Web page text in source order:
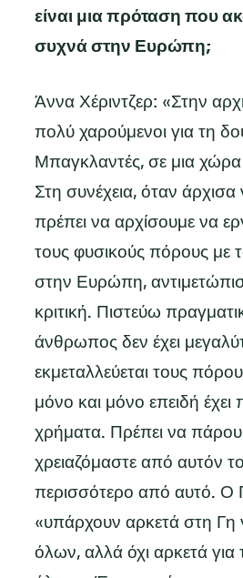
είναι μια πρόταση που
συχνά στην Ευρώπη;
Άννα Χέριντζερ: «Στην
πολύ χαρούμενοι για τη
Μπαγκλαντές, σε μια
Στη συνέχεια, όταν άρχισα
πρέπει να αρχίσουμε να
τους φυσικούς πόρους με
στην Ευρώπη,
κριτική. Πιστεύω
άνθρωπος δεν έχει
εκμεταλλεύεται τους
μόνο και μόνο επειδή έχει
χρήματα. Πρέπει να
χρειαζόμαστε από αυτόν
περισσότερο από αυτό. Ο
«υπάρχουν αρκετά στη Γη
όλων, αλλά όχι αρκετά για